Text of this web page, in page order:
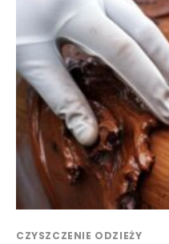
CZYSZCZENIE ODZIEŻY